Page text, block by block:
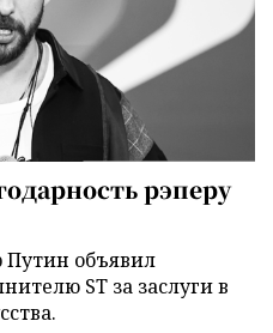
рэперу
объявил
ST за заслуги в